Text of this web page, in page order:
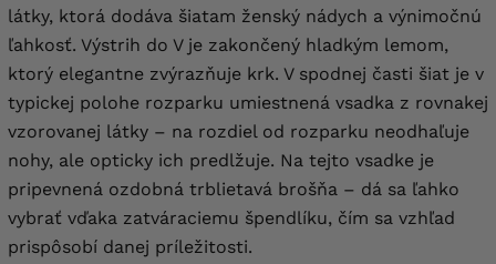
látky, ktorá dodáva šiatam ženský nádych a výnimočnú
ľahkosť. Výstrih do V je zakončený hladkým lemom,
ktorý elegantne zvýrazňuje krk. V spodnej časti šiat je v
typickej polohe rozparku umiestnená vsadka z rovnakej
vzorovanej látky – na rozdiel od rozparku neodhaľuje
nohy, ale opticky ich predlžuje. Na tejto vsadke je
pripevnená ozdobná trblietavá brošňa – dá sa ľahko
vybrať vďaka zatváraciemu špendlíku, čím sa vzhľad
prispôsobí danej príležitosti.